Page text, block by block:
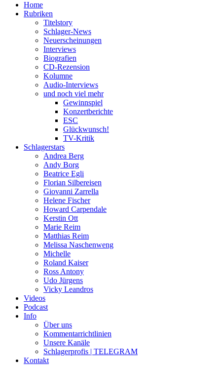
Home
Rubriken
Titelstory
Schlager-News
Neuerscheinungen
Interviews
Biografien
CD-Rezension
Kolumne
Audio-Interviews
und noch viel mehr
Gewinnspiel
Konzertberichte
ESC
Glückwunsch!
TV-Kritik
Schlagerstars
Andrea Berg
Andy Borg
Beatrice Egli
Florian Silbereisen
Giovanni Zarrella
Helene Fischer
Howard Carpendale
Kerstin Ott
Marie Reim
Matthias Reim
Melissa Naschenweng
Michelle
Roland Kaiser
Ross Antony
Udo Jürgens
Vicky Leandros
Videos
Podcast
Info
Über uns
Kommentarrichtlinien
Unsere Kanäle
Schlagerprofis | TELEGRAM
Kontakt